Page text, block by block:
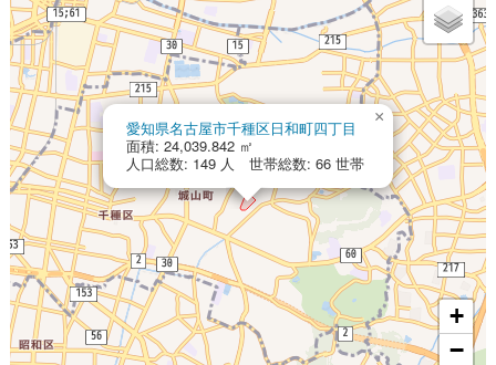
愛知県名古屋市千種区日和町四丁目
面積: 24,039.842 ㎡
人口総数: 149 人 世帯総数: 66 世帯
×
+
−